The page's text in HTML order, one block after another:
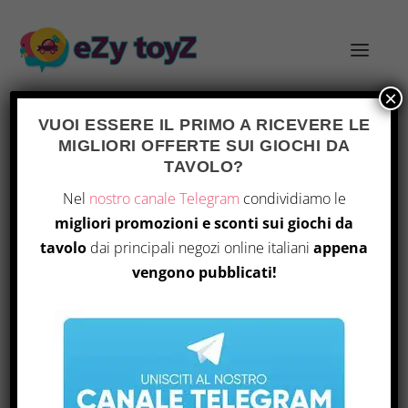
CATEGORIA:GIOCHI DA TAVOLO
VUOI ESSERE IL PRIMO A RICEVERE LE
MIGLIORI OFFERTE SUI GIOCHI DA
TAVOLO?
Nel nostro canale Telegram condividiamo le
migliori promozioni e sconti sui giochi da
tavolo dai principali negozi online italiani appena
vengono pubblicati!
×